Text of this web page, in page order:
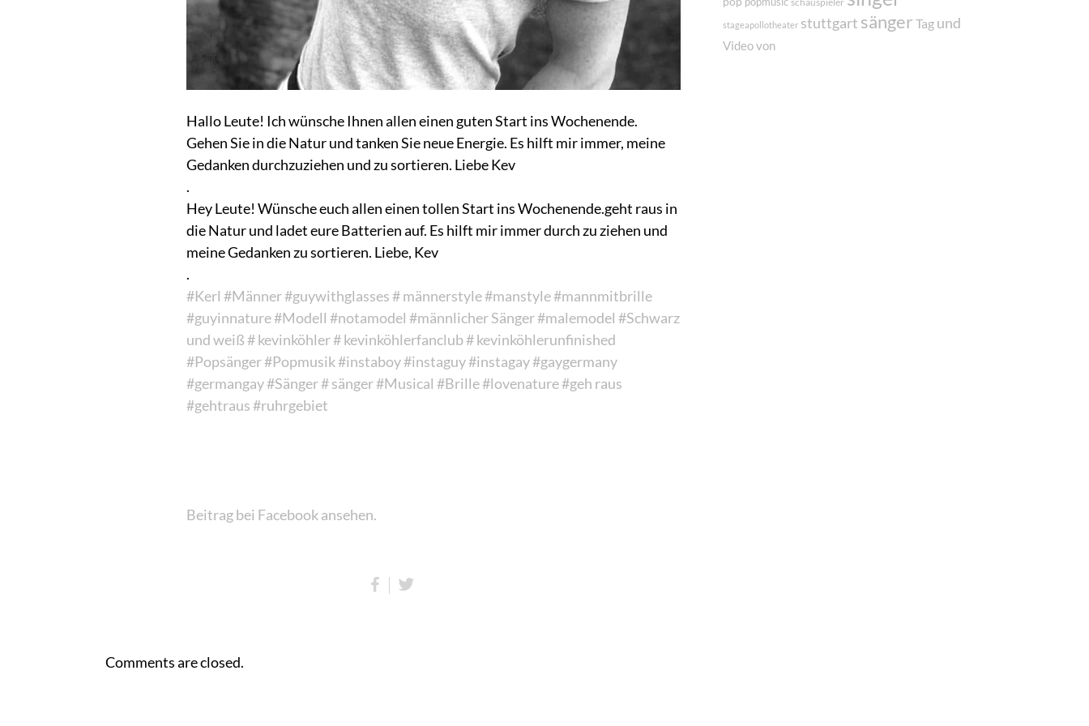
Hallo Leute! Ich wünsche Ihnen allen einen guten Start ins Wochenende.
Gehen Sie in die Natur und tanken Sie neue Energie. Es hilft mir immer, meine
Gedanken durchzuziehen und zu sortieren. Liebe Kev
.
Hey Leute! Wünsche euch allen einen tollen Start ins Wochenende.geht raus in
die Natur und ladet eure Batterien auf. Es hilft mir immer durch zu ziehen und
meine Gedanken zu sortieren. Liebe, Kev
.
#Kerl #Männer#guywithglasses# männerstyle#manstyle#mannmitbrille
#guyinnature#Modell #notamodel #männlicher Sänger#malemodel #Schwarz
und weiß# kevinköhler# kevinköhlerfanclub# kevinköhlerunfinished
#Popsänger#Popmusik#instaboy#instaguy#instagay#gaygermany
#germangay#Sänger# sänger#Musical #Brille#lovenature#geh raus
#gehtraus#ruhrgebiet
Beitrag bei Facebook ansehen.
Comments are closed.
stageapollotheater stuttgart sänger Tag und
Video von